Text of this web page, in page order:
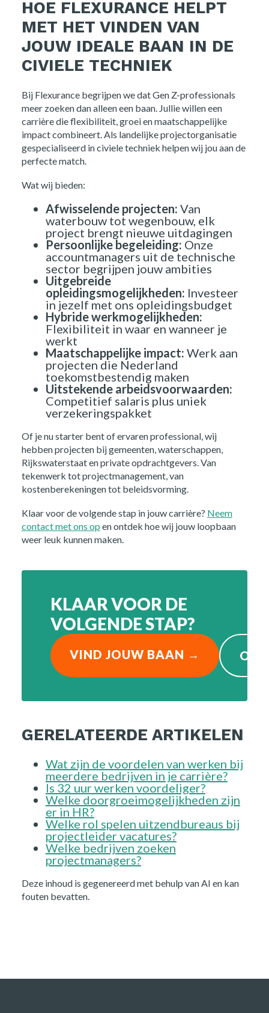
Over ons
Nieuws
Contact
FAQ
HOE FLEXURANCE HELPT
MET HET VINDEN VAN
JOUW IDEALE BAAN IN DE
CIVIELE TECHNIEK
Bij Flexurance begrijpen we dat Gen Z-professionals
meer zoeken dan alleen een baan. Jullie willen een
carrière die flexibiliteit, groei en maatschappelijke
impact combineert. Als landelijke projectorganisatie
gespecialiseerd in civiele techniek helpen wij jou aan de
perfecte match.
Wat wij bieden:
Afwisselende projecten: Van
waterbouw tot wegenbouw, elk
project brengt nieuwe uitdagingen
Persoonlijke begeleiding: Onze
accountmanagers uit de technische
sector begrijpen jouw ambities
Uitgebreide
opleidingsmogelijkheden: Investeer
in jezelf met ons opleidingsbudget
Hybride werkmogelijkheden:
Flexibiliteit in waar en wanneer je
werkt
Maatschappelijke impact: Werk aan
projecten die Nederland
toekomstbestendig maken
Uitstekende arbeidsvoorwaarden:
Competitief salaris plus uniek
verzekeringspakket
Of je nu starter bent of ervaren professional, wij
hebben projecten bij gemeenten, waterschappen,
Rijkswaterstaat en private opdrachtgevers. Van
tekenwerk tot projectmanagement, van
kostenberekeningen tot beleidsvorming.
Klaar voor de volgende stap in jouw carrière? Neem
contact met ons op en ontdek hoe wij jouw loopbaan
weer leuk kunnen maken.
KLAAR VOOR DE
VOLGENDE STAP?
VIND JOUW BAAN →
GERELATEERDE ARTIKELEN
Wat zijn de voordelen van werken bij
meerdere bedrijven in je carrière?
Is 32 uur werken voordeliger?
Welke doorgroeimogelijkheden zijn
er in HR?
Welke rol spelen uitzendbureaus bij
projectleider vacatures?
Welke bedrijven zoeken
projectmanagers?
Deze inhoud is gegenereerd met behulp van AI en kan
fouten bevatten.